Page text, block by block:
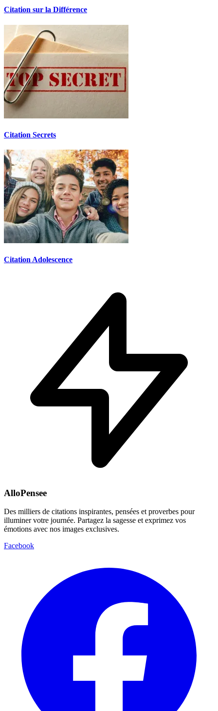
Citation sur la Différence
Citation Secrets
Citation Adolescence
AlloPensee
Des milliers de citations inspirantes, pensées et proverbes pour
illuminer votre journée. Partagez la sagesse et exprimez vos
émotions avec nos images exclusives.
Facebook